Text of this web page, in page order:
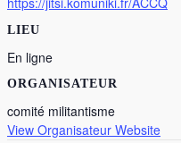
LIEU
En ligne
ORGANISATEUR
comité militantisme
View Organisateur Website